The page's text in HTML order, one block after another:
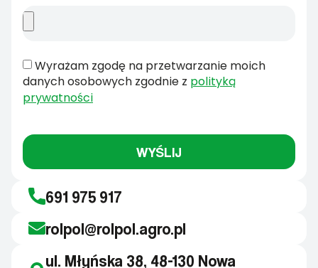
Wyrażam zgodę na przetwarzanie moich
danych osobowych zgodnie z polityką
prywatności
WYŚLIJ
691 975 917
rolpol@rolpol.agro.pl
ul. Młyńska 38, 48-130 Nowa